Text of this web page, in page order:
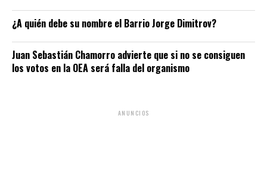
¿A quién debe su nombre el Barrio Jorge Dimitrov?
Juan Sebastián Chamorro advierte que si no se consiguen
los votos en la OEA será falla del organismo
ANUNCIOS